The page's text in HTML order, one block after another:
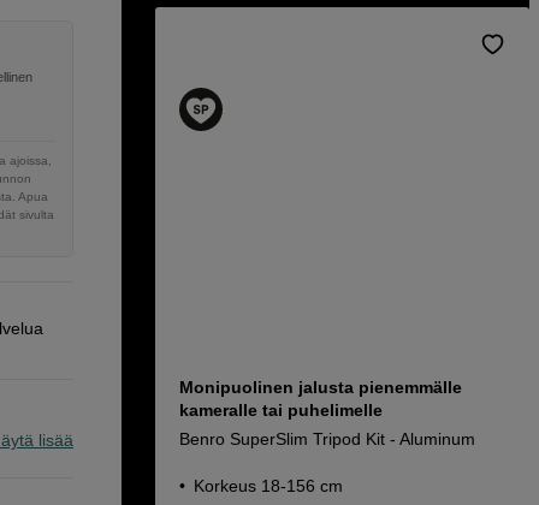
ajoissa,
Apua
sivulta
lisää
Monipuolinen jalusta pienemmälle
kameralle tai puhelimelle
Benro SuperSlim Tripod Kit - Aluminum
Korkeus 18-156 cm